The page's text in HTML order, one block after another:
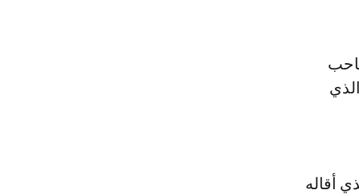
الذي
أقاله